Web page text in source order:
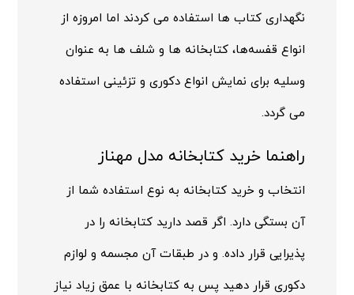
نگهداری کتاب ها استفاده می کردند اما امروزه از
انواع قفسه‌ها، کتابخانه ها و شلف ها به عنوان
وسلیه برای نمایش انواع دکوری و تزئینی استفاده
می گردد.
راهنما خرید کتابخانه مدل مهناز
انتخاب و خرید کتابخانه به نوع استفاده شما از
آن بستگی دارد. اگر قصد دارید کتابخانه را در
پذیرایی قرار داده. و در طبقات آن مجسمه و لوازم
دکوری قرار دهید پس به کتابخانه با عمق زیاد نیاز